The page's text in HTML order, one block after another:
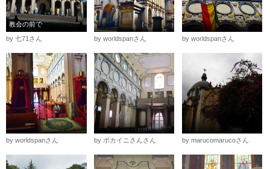
教会の前で
by 七71さん
by worldspanさん by worldspanさん
by worldspanさん by ポカイニさんさん by marucomarucoさん